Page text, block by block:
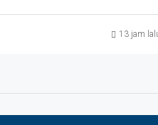
13 jam